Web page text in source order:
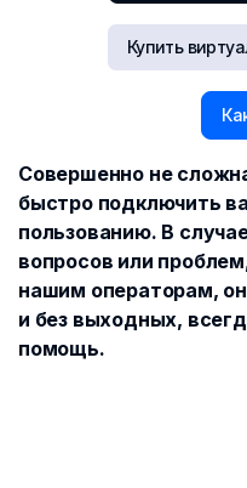
Купить
Совершенно не
быстро подключить
пользованию. В
вопросов или
нашим операторам,
и без выходных,
помощь.